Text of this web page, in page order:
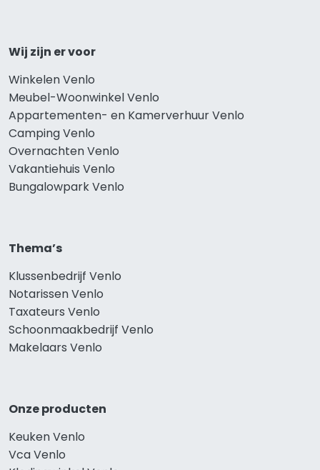
Wij zijn er voor
Winkelen Venlo
Meubel-Woonwinkel Venlo
Appartementen- en Kamerverhuur Venlo
Camping Venlo
Overnachten Venlo
Vakantiehuis Venlo
Bungalowpark Venlo
Thema’s
Klussenbedrijf Venlo
Notarissen Venlo
Taxateurs Venlo
Schoonmaakbedrijf Venlo
Makelaars Venlo
Onze producten
Keuken Venlo
Vca Venlo